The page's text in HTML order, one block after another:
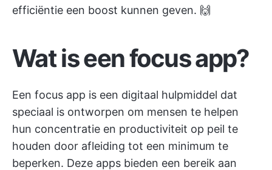
efficiëntie een boost kunnen geven. 🙌
Wat is een focus app?
Een focus app is een digitaal hulpmiddel dat
speciaal is ontworpen om mensen te helpen
hun concentratie en productiviteit op peil te
houden door afleiding tot een minimum te
beperken. Deze apps bieden een bereik aan